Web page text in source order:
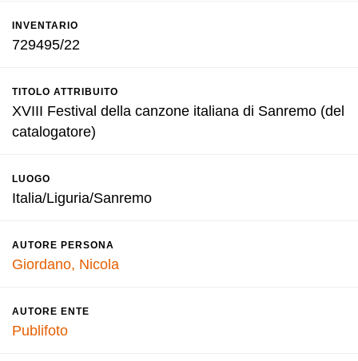
INVENTARIO
729495/22
TITOLO ATTRIBUITO
XVIII Festival della canzone italiana di Sanremo (del
catalogatore)
LUOGO
Italia/Liguria/Sanremo
AUTORE PERSONA
Giordano, Nicola
AUTORE ENTE
Publifoto